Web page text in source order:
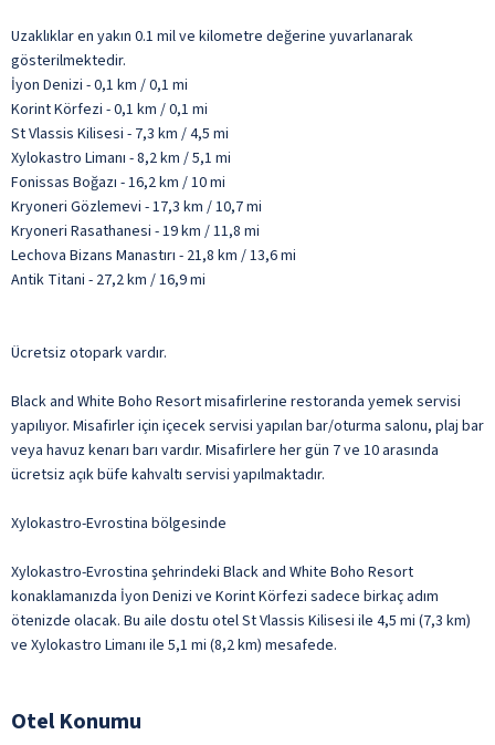
Uzaklıklar en yakın 0.1 mil ve kilometre değerine yuvarlanarak
gösterilmektedir.
İyon Denizi - 0,1 km / 0,1 mi
Korint Körfezi - 0,1 km / 0,1 mi
St Vlassis Kilisesi - 7,3 km / 4,5 mi
Xylokastro Limanı - 8,2 km / 5,1 mi
Fonissas Boğazı - 16,2 km / 10 mi
Kryoneri Gözlemevi - 17,3 km / 10,7 mi
Kryoneri Rasathanesi - 19 km / 11,8 mi
Lechova Bizans Manastırı - 21,8 km / 13,6 mi
Antik Titani - 27,2 km / 16,9 mi
Ücretsiz otopark vardır.
Black and White Boho Resort misafirlerine restoranda yemek servisi
yapılıyor. Misafirler için içecek servisi yapılan bar/oturma salonu, plaj bar
veya havuz kenarı barı vardır. Misafirlere her gün 7 ve 10 arasında
ücretsiz açık büfe kahvaltı servisi yapılmaktadır.
Xylokastro-Evrostina bölgesinde
Xylokastro-Evrostina şehrindeki Black and White Boho Resort
konaklamanızda İyon Denizi ve Korint Körfezi sadece birkaç adım
ötenizde olacak. Bu aile dostu otel St Vlassis Kilisesi ile 4,5 mi (7,3 km)
ve Xylokastro Limanı ile 5,1 mi (8,2 km) mesafede.
Otel Konumu